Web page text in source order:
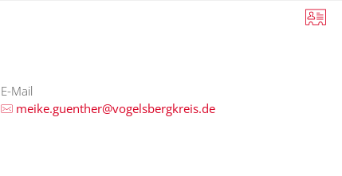
E-Mail
meike.guenther@vogelsbergkreis.de